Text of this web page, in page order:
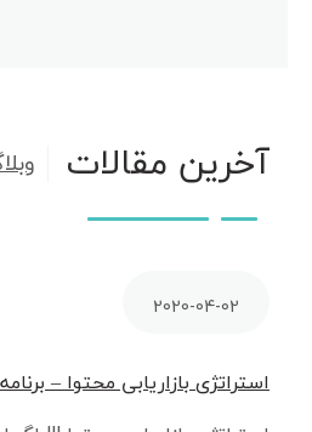
آخرین مقالات
2020-04-02
استراتژی بازاریابی محتوا –